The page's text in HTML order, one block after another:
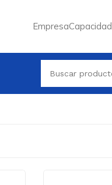
EmpresaCapacidad